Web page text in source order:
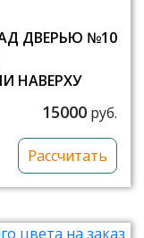
ДВЕРЬЮ №10
НАВЕРХУ
15000 руб.
Рассчитать